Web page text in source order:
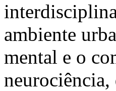
ambiente
mental e o
neurociência,